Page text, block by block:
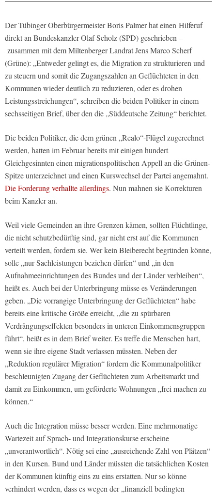
Der Tübinger Oberbürgermeister Boris Palmer hat einen Hilferuf
direkt an Bundeskanzler Olaf Scholz (SPD) geschrieben –
zusammen mit dem Miltenberger Landrat Jens Marco Scherf
(Grüne): „Entweder gelingt es, die Migration zu strukturieren und
zu steuern und somit die Zugangszahlen an Geflüchteten in den
Kommunen wieder deutlich zu reduzieren, oder es drohen
Leistungsstreichungen“, schreiben die beiden Politiker in einem
sechsseitigen Brief, über den die „Süddeutsche Zeitung“ berichtet.
Die beiden Politiker, die dem grünen „Realo“-Flügel zugerechnet
werden, hatten im Februar bereits mit einigen hundert
Gleichgesinnten einen migrationspolitischen Appell an die Grünen-
Spitze unterzeichnet und einen Kurswechsel der Partei angemahnt.
Die Forderung verhallte allerdings. Nun mahnen sie Korrekturen
beim Kanzler an.
Weil viele Gemeinden an ihre Grenzen kämen, sollten Flüchtlinge,
die nicht schutzbedürftig sind, gar nicht erst auf die Kommunen
verteilt werden, fordern sie. Wer kein Bleiberecht begründen könne,
solle „nur Sachleistungen beziehen dürfen“ und „in den
Aufnahmeeinrichtungen des Bundes und der Länder verbleiben“,
heißt es. Auch bei der Unterbringung müsse es Veränderungen
geben. „Die vorrangige Unterbringung der Geflüchteten“ habe
bereits eine kritische Größe erreicht, „die zu spürbaren
Verdrängungseffekten besonders in unteren Einkommensgruppen
führt“, heißt es in dem Brief weiter. Es treffe die Menschen hart,
wenn sie ihre eigene Stadt verlassen müssten. Neben der
„Reduktion regulärer Migration“ fordern die Kommunalpolitiker
beschleunigten Zugang der Geflüchteten zum Arbeitsmarkt und
damit zu Einkommen, um geförderte Wohnungen „frei machen zu
können.“
Auch die Integration müsse besser werden. Eine mehrmonatige
Wartezeit auf Sprach- und Integrationskurse erscheine
„unverantwortlich“. Nötig sei eine „ausreichende Zahl von Plätzen“
in den Kursen. Bund und Länder müssten die tatsächlichen Kosten
der Kommunen künftig eins zu eins erstatten. Nur so könne
verhindert werden, dass es wegen der „finanziell bedingten